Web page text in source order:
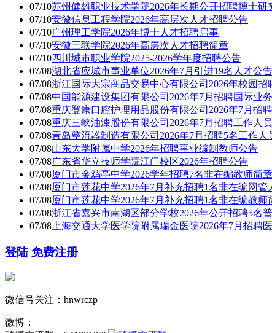
07/10苏州健雄职业技术学院2026年长期公开招聘博士研
07/10安徽信息工程学院2026年高层次人才招聘公告
07/10广州理工学院2026年博士人才招聘启事
07/10安徽三联学院2026年高层次人才招聘简章
07/10四川城市职业学院2025-2026学年度招聘公告
07/08湖北省应城市事业单位2026年7月引进19名人才公告
07/08浙江国际大宗商品交易中心有限公司2026年校园招
07/08中国能源建设集团有限公司2026年7月招聘国际业
07/08重庆登康口腔护理用品股份有限公司2026年7月招
07/08重庆三峡油漆股份有限公司2026年7月招聘工作人
07/08青岛整流器制造有限公司2026年7月招聘5名工作人
07/08山东大学附属中学2026年招聘事业编制教师公告
07/08广东省华立技师学院江门校区2026年招聘公告
07/08厦门市金鸡亭中学2026学年招聘7名非在编教师简章
07/08厦门市莲花中学2026年7月补充招聘1名非在编网管
07/08厦门市莲花中学2026年7月补充招聘1名非在编教师
07/08浙江省嘉兴市南湖区部分学校2026年公开招聘5名
07/08 上海交通大学医学院附属瑞金医院2026年7月招聘
登陆 免费注册
微信号关注：hnwrczp
微博：